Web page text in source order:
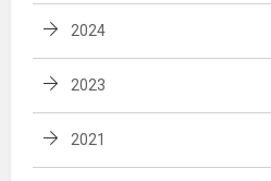
2024
2023
2021